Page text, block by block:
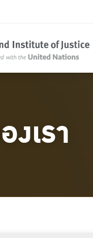
งเรา